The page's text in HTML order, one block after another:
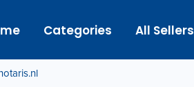
Categories All Sellers